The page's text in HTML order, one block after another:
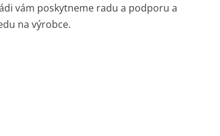
SPOLEHLIVOSTI
SPECIÁLNÍCH
vám poskytneme radu a podporu a
na výrobce.